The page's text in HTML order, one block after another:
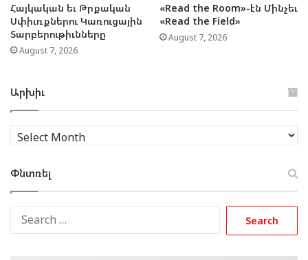
Հայկական եւ Թրքական
Սփիւռքներու Կառուցային
Տարբերութիւնները
August 7, 2026
«Read the Room»-էն Մինչեւ
«Read the Field»
August 7, 2026
Արխիւ
Արխիւ
Փնտռել